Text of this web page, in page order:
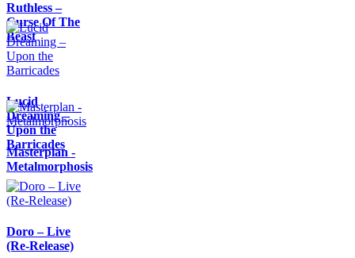
Ruthless –
Curse Of The
Beast
Lucid
Dreaming –
Upon the
Barricades
Masterplan -
Metalmorphosis
Doro – Live
(Re-Release)